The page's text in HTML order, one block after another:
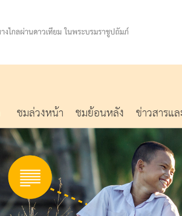
ชมล่วงหน้า ชมย้อนหลัง ข่าวสารแ